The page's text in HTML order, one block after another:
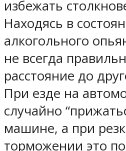
избежать
Находясь в
алкогольного
не всегда
расстояние до
При езде на
случайно
машине, а при
торможении это